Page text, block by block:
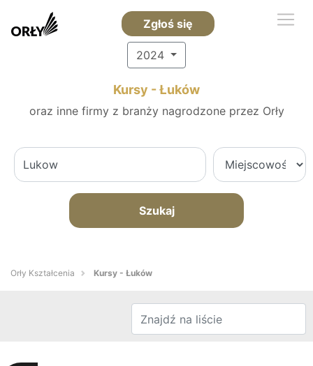
Zgłoś się
2024
Kursy - Łuków
oraz inne firmy z branży nagrodzone przez Orły
Szukaj
Orły Kształcenia Kursy - Łuków